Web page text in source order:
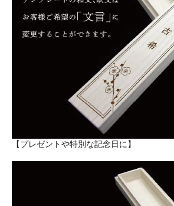
【プレゼントや特別な記念日に】